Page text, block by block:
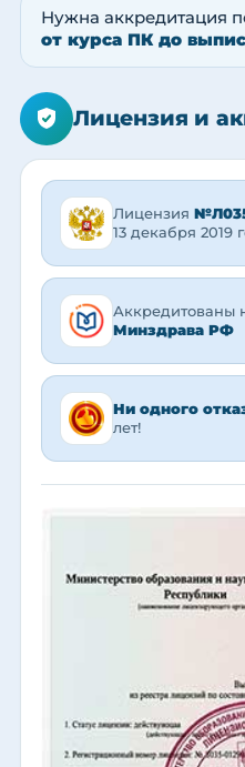
Нужна аккредитация
от курса ПК до
Лицензия и
Лицензия
13 декабря 2019
Аккредитованы
Минздрава РФ
Ни одного
лет!